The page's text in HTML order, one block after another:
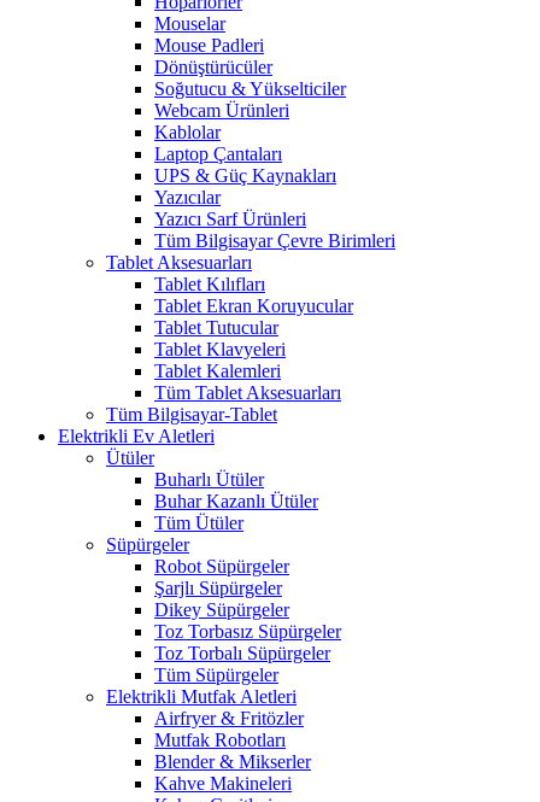
Mouselar
Mouse Padleri
Dönüştürücüler
Soğutucu & Yükselticiler
Webcam Ürünleri
Kablolar
Laptop Çantaları
UPS & Güç Kaynakları
Yazıcılar
Yazıcı Sarf Ürünleri
Tüm Bilgisayar Çevre Birimleri
Tablet Aksesuarları
Tablet Kılıfları
Tablet Ekran Koruyucular
Tablet Tutucular
Tablet Klavyeleri
Tablet Kalemleri
Tüm Tablet Aksesuarları
Tüm Bilgisayar-Tablet
Elektrikli Ev Aletleri
Ütüler
Buharlı Ütüler
Buhar Kazanlı Ütüler
Tüm Ütüler
Süpürgeler
Robot Süpürgeler
Şarjlı Süpürgeler
Dikey Süpürgeler
Toz Torbasız Süpürgeler
Toz Torbalı Süpürgeler
Tüm Süpürgeler
Elektrikli Mutfak Aletleri
Airfryer & Fritözler
Mutfak Robotları
Blender & Mikserler
Kahve Makineleri